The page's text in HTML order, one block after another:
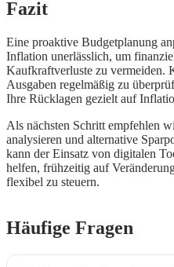
Fazit
Eine proaktive Budgetplanung
Inflation unerlässlich, um
Kaufkraftverluste zu vermeiden.
Ausgaben regelmäßig zu
Ihre Rücklagen gezielt auf
Als nächsten Schritt empfehlen
analysieren und alternative
kann der Einsatz von digitalen
helfen, frühzeitig auf
flexibel zu steuern.
Häufige Fragen